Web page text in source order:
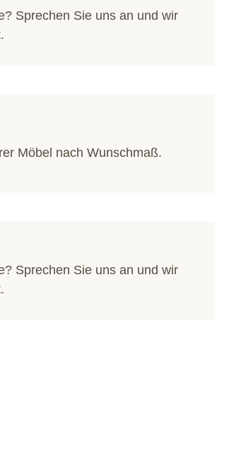
Sprechen Sie uns an und wir
Möbel nach Wunschmaß.
Sprechen Sie uns an und wir